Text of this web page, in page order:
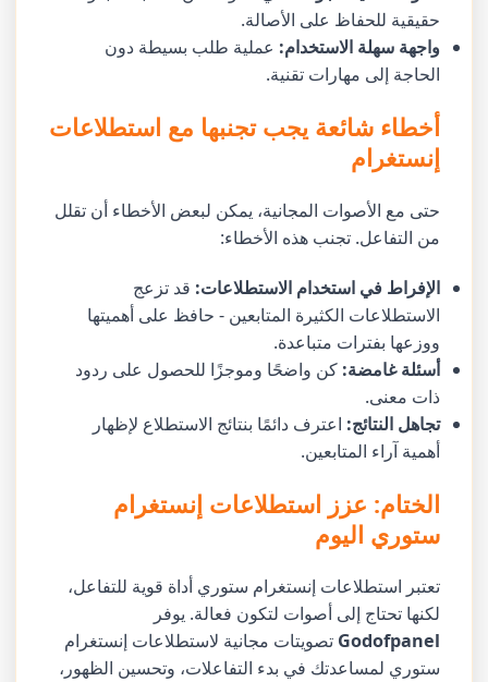
حقيقية للحفاظ على الأصالة.
واجهة سهلة الاستخدام: عملية طلب بسيطة دون
الحاجة إلى مهارات تقنية.
أخطاء شائعة يجب تجنبها مع استطلاعات
إنستغرام
حتى مع الأصوات المجانية، يمكن لبعض الأخطاء أن تقلل
من التفاعل. تجنب هذه الأخطاء:
الإفراط في استخدام الاستطلاعات: قد تزعج
الاستطلاعات الكثيرة المتابعين - حافظ على أهميتها
ووزعها بفترات متباعدة.
أسئلة غامضة: كن واضحًا وموجزًا للحصول على ردود
ذات معنى.
تجاهل النتائج: اعترف دائمًا بنتائج الاستطلاع لإظهار
أهمية آراء المتابعين.
الختام: عزز استطلاعات إنستغرام
ستوري اليوم
تعتبر استطلاعات إنستغرام ستوري أداة قوية للتفاعل،
لكنها تحتاج إلى أصوات لتكون فعالة. يوفر
Godofpanel تصويتات مجانية لاستطلاعات إنستغرام
ستوري لمساعدتك في بدء التفاعلات، وتحسين الظهور،